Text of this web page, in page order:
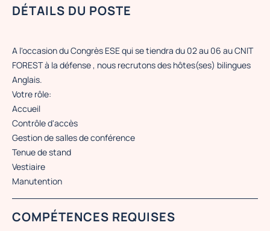
DÉTAILS DU POSTE
A l'occasion du Congrès ESE qui se tiendra du 02 au 06 au CNIT
FOREST à la défense , nous recrutons des hôtes(ses) bilingues
Anglais.
Votre rôle:
Accueil
Contrôle d'accès
Gestion de salles de conférence
Tenue de stand
Vestiaire
Manutention
COMPÉTENCES REQUISES